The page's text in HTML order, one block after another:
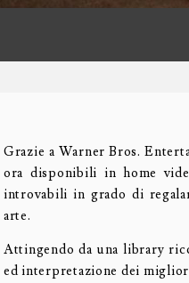
Grazie a Warner Bros.
ora disponibili in home
introvabili in grado di
arte.
Attingendo da una library
ed interpretazione dei